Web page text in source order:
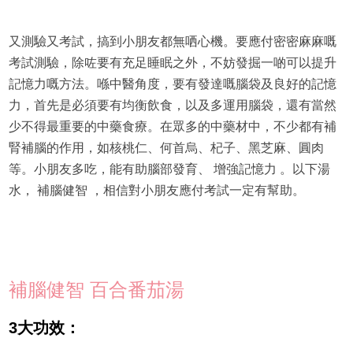
又測驗又考試，搞到小朋友都無哂心機。要應付密密麻麻嘅
考試測驗，除咗要有充足睡眠之外，不妨發掘一啲可以提升
記憶力嘅方法。喺中醫角度，要有發達嘅腦袋及良好的記憶
力，首先是必須要有均衡飲食，以及多運用腦袋，還有當然
少不得最重要的中藥食療。在眾多的中藥材中，不少都有補
腎補腦的作用，如核桃仁、何首烏、杞子、黑芝麻、圓肉
等。小朋友多吃，能有助腦部發育、 增強記憶力 。以下湯
水， 補腦健智 ，相信對小朋友應付考試一定有幫助。
補腦健智 百合番茄湯
3大功效：